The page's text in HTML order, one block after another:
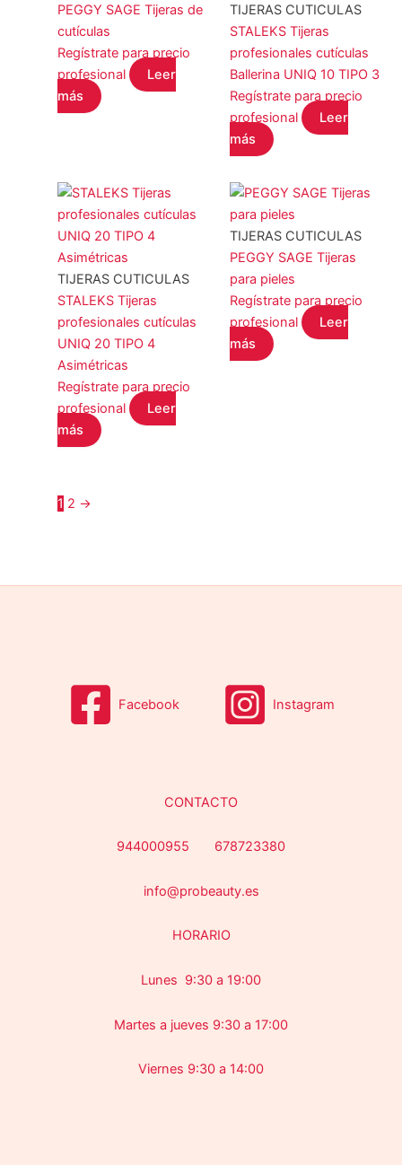
PEGGY SAGE Tijeras de
cutículas
Regístrate para precio
profesional
Leer
más
TIJERAS CUTICULAS
STALEKS Tijeras
profesionales cutículas
Ballerina UNIQ 10 TIPO 3
Regístrate para precio
profesional
Leer
más
TIJERAS CUTICULAS
STALEKS Tijeras
profesionales cutículas
UNIQ 20 TIPO 4
Asimétricas
Regístrate para precio
profesional
Leer
más
TIJERAS CUTICULAS
PEGGY SAGE Tijeras
para pieles
Regístrate para precio
profesional
Leer
más
1 2 →
Facebook Instagram
CONTACTO
944000955 678723380
info@probeauty.es
HORARIO
Lunes 9:30 a 19:00
Martes a jueves 9:30 a 17:00
Viernes 9:30 a 14:00